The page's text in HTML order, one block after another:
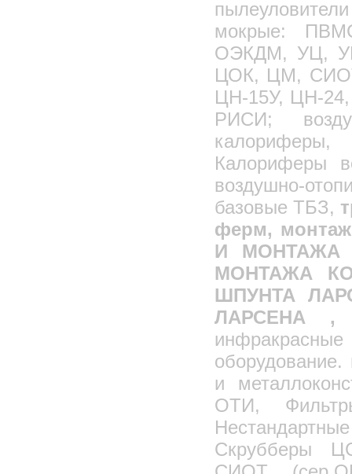
мокрые:
ОЭКДМ, УЦ,
ЦОК, ЦМ,
ЦН-15У, ЦН-
РИСИ;
Калориферы
воздушно-
базовые ТБЗ,
ферм,
И МОНТАЖА
МОНТАЖА
ШПУНТА
ЛАРСЕНА
инфракрасные
и
ОТИ,
Скрубберы